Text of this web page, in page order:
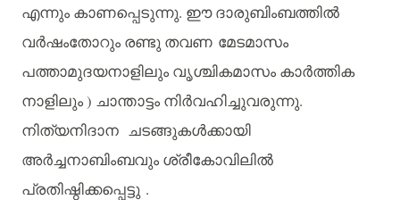
എന്നും കാണപ്പെടുന്നു. ഈ ദാരുബിംബത്തിൽ
വർഷംതോറും രണ്ടു തവണ മേടമാസം
പത്താമുദയനാളിലും വൃശ്ചികമാസം കാർത്തിക
നാളിലും) ചാന്താട്ടം നിർവഹിച്ചുവരുന്നു.
നിത്യനിദാന ചടങ്ങുകൾക്കായി
അർച്ചനാബിംബവും ശ്രീകോവിലിൽ
പ്രതിഷ്ഠിക്കപ്പെട്ടു .